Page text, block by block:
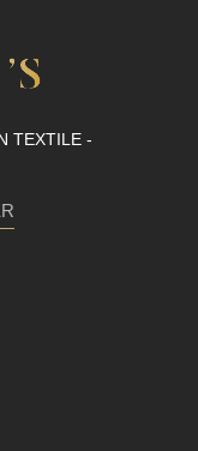
TEXTILE -